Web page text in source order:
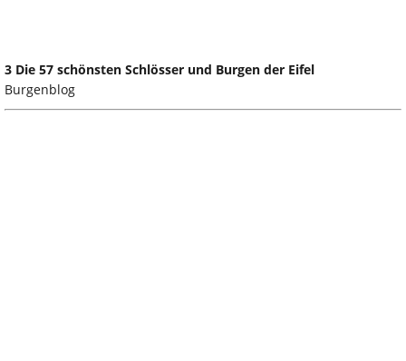
3 Die 57 schönsten Schlösser und Burgen der Eifel
Burgenblog